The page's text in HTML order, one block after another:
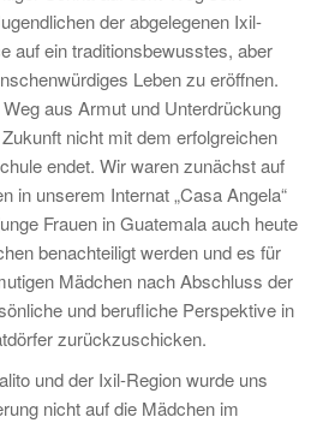
der abgelegenen Ixil-
auf ein traditionsbewusstes, aber
Leben zu eröffnen.
aus Armut und Unterdrückung
nicht mit dem erfolgreichen
endet. Wir waren zunächst auf
in unserem Internat „Casa Angela“
Frauen in Guatemala auch heute
benachteiligt werden und es für
Mädchen nach Abschluss der
und berufliche Perspektive in
zurückzuschicken.
und der Ixil-Region wurde uns
nicht auf die Mädchen im